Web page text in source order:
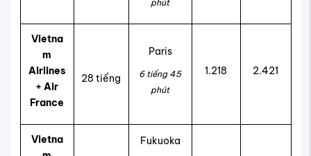
phút
Vietna
m
Airlines
+ Air
France
28 tiếng
Paris
6 tiếng 45
phút
1.218 2.421
Vietna
Fukuoka